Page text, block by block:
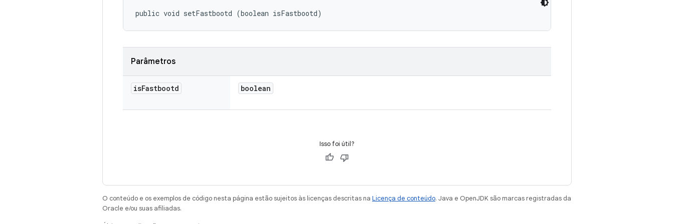
public void setFastbootd (boolean isFastbootd)
Parâmetros
isFastbootd boolean
Isso foi útil?
O conteúdo e os exemplos de código nesta página estão sujeitos às licenças descritas na Licença de conteúdo. Java e OpenJDK são marcas registradas da
Oracle e/ou suas afiliadas.